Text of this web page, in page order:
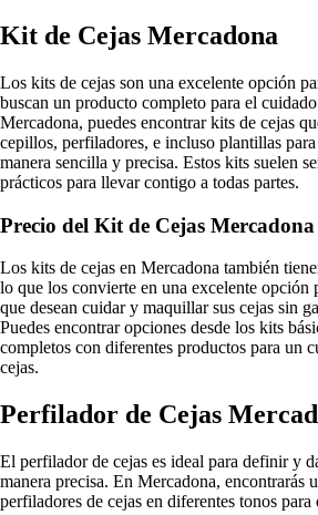
Kit de Cejas Mercadona
Los kits de cejas son una excelente opción
buscan un producto completo para el
Mercadona, puedes encontrar kits de cejas
cepillos, perfiladores, e incluso plantillas
manera sencilla y precisa. Estos kits suelen
prácticos para llevar contigo a todas partes.
Precio del Kit de Cejas Mercadona
Los kits de cejas en Mercadona también
lo que los convierte en una excelente opción
que desean cuidar y maquillar sus cejas sin
Puedes encontrar opciones desde los kits
completos con diferentes productos para un
cejas.
Perfilador de Cejas
El perfilador de cejas es ideal para definir y
manera precisa. En Mercadona, encontrarás
perfiladores de cejas en diferentes tonos